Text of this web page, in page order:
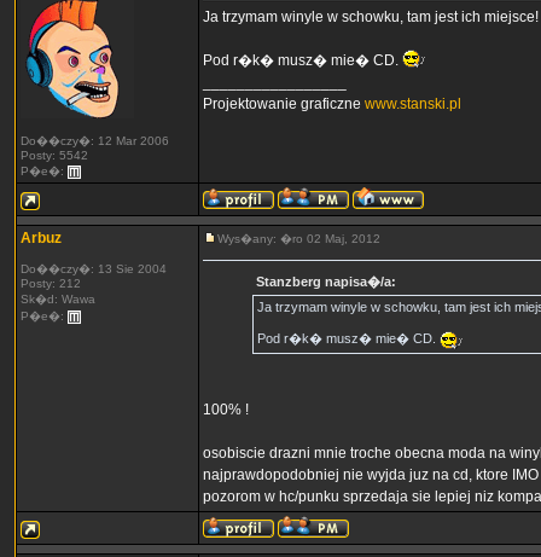
Do��czy�: 12 Mar 2006
Posty: 5542
P�e�:
Ja trzymam winyle w schowku, tam jest ich miejsce!
Pod r�k� musz� mie� CD.
Projektowanie graficzne www.stanski.pl
Arbuz
Do��czy�: 13 Sie 2004
Posty: 212
Sk�d: Wawa
P�e�:
Wys�any: �ro 02 Maj, 2012
Stanzberg napisa�/a:
Ja trzymam winyle w schowku, tam jest ich
Pod r�k� musz� mie� CD.
100% !
osobiscie drazni mnie troche obecna moda na
najprawdopodobniej nie wyjda juz na cd, ktore
pozorom w hc/punku sprzedaja sie lepiej niz